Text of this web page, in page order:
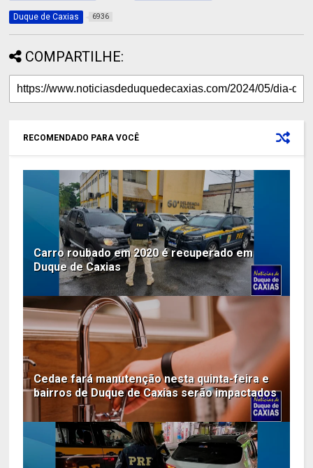
Duque de Caxias 6936
COMPARTILHE:
RECOMENDADO PARA VOCÊ
Carro roubado em 2020 é recuperado em
Duque de Caxias
Cedae fará manutenção nesta quinta-feira e
bairros de Duque de Caxias serão impactados